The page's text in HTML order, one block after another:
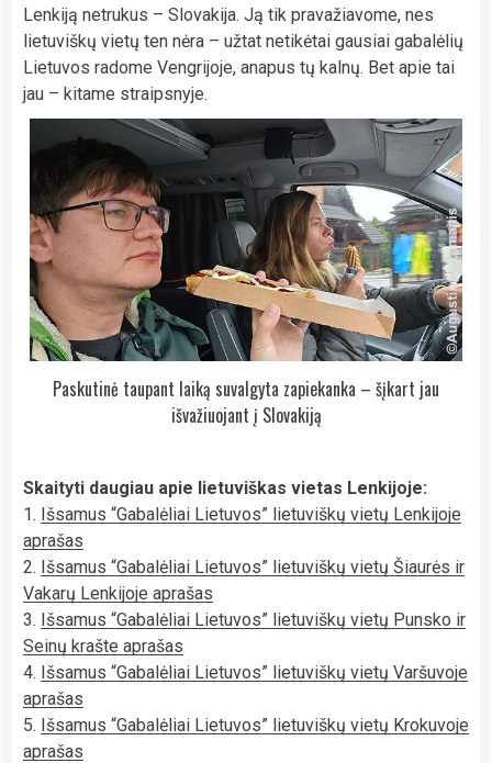
Lenkiją netrukus – Slovakija. Ją tik pravažiavome, nes
lietuviškų vietų ten nėra – užtat netikėtai gausiai gabalėlių
Lietuvos radome Vengrijoje, anapus tų kalnų. Bet apie tai
jau – kitame straipsnyje.
Paskutinė taupant laiką suvalgyta zapiekanka – šįkart jau
išvažiuojant į Slovakiją
Skaityti daugiau apie lietuviškas vietas Lenkijoje:
1. Išsamus “Gabalėliai Lietuvos” lietuviškų vietų Lenkijoje
aprašas
2. Išsamus “Gabalėliai Lietuvos” lietuviškų vietų Šiaurės ir
Vakarų Lenkijoje aprašas
3. Išsamus “Gabalėliai Lietuvos” lietuviškų vietų Punsko ir
Seinų krašte aprašas
4. Išsamus “Gabalėliai Lietuvos” lietuviškų vietų Varšuvoje
aprašas
5. Išsamus “Gabalėliai Lietuvos” lietuviškų vietų Krokuvoje
aprašas